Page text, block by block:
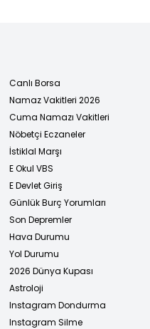
Canlı Borsa
Namaz Vakitleri 2026
Cuma Namazı Vakitleri
Nöbetçi Eczaneler
İstiklal Marşı
E Okul VBS
E Devlet Giriş
Günlük Burç Yorumları
Son Depremler
Hava Durumu
Yol Durumu
2026 Dünya Kupası
Astroloji
Instagram Dondurma
Instagram Silme